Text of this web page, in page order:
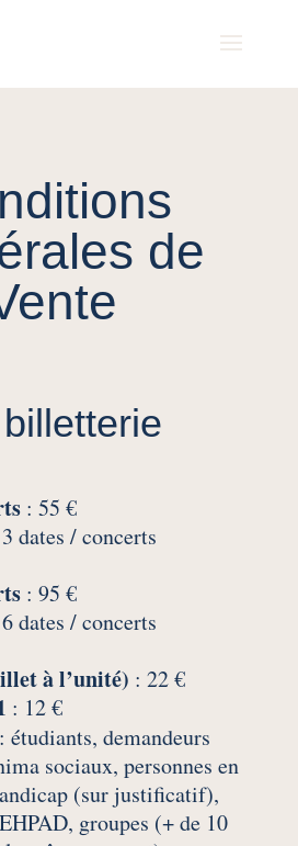
de
: 55 €
dates / concerts
: 95 €
dates / concerts
à l’unité) : 22 €
: 12 €
demandeurs
sociaux, personnes en
(sur justificatif),
groupes (+ de 10